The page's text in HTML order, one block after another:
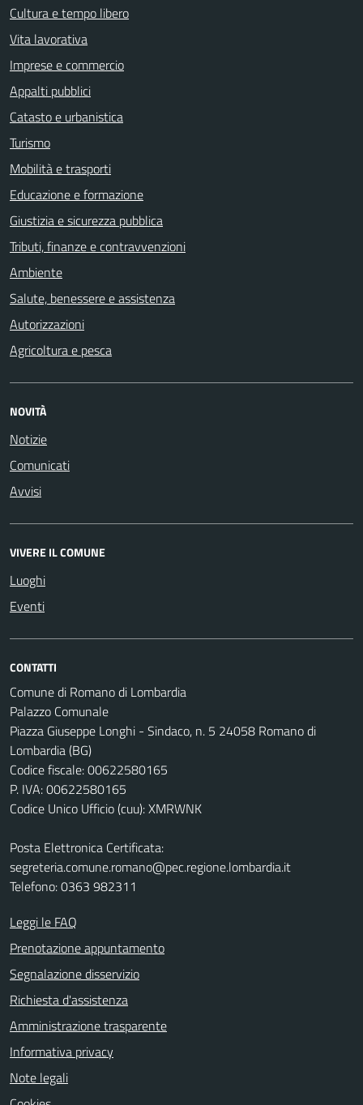
Cultura e tempo libero
Vita lavorativa
Imprese e commercio
Appalti pubblici
Catasto e urbanistica
Turismo
Mobilità e trasporti
Educazione e formazione
Giustizia e sicurezza pubblica
Tributi, finanze e contravvenzioni
Ambiente
Salute, benessere e assistenza
Autorizzazioni
Agricoltura e pesca
NOVITÀ
Notizie
Comunicati
Avvisi
VIVERE IL COMUNE
Luoghi
Eventi
CONTATTI
Comune di Romano di Lombardia
Palazzo Comunale
Piazza Giuseppe Longhi - Sindaco, n. 5 24058 Romano di
Lombardia (BG)
Codice fiscale: 00622580165
P. IVA: 00622580165
Codice Unico Ufficio (cuu): XMRWNK
Posta Elettronica Certificata:
segreteria.comune.romano@pec.regione.lombardia.it
Telefono: 0363 982311
Leggi le FAQ
Prenotazione appuntamento
Segnalazione disservizio
Richiesta d'assistenza
Amministrazione trasparente
Informativa privacy
Note legali